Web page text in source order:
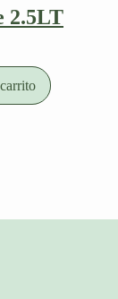
2.5LT